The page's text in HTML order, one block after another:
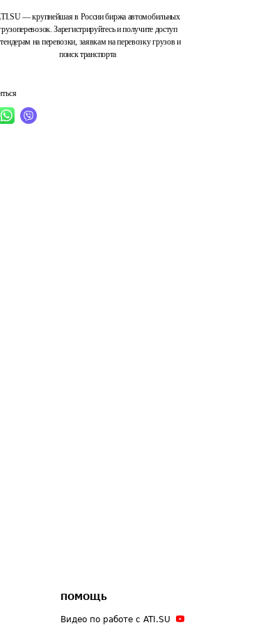
— крупнейшая в России биржа автомобильных
Зарегистрируйтесь и получите доступ
на перевозки, заявкам на перевозку грузов и
поиск транспорта
ПОМОЩЬ
Видео по работе с ATI.SU